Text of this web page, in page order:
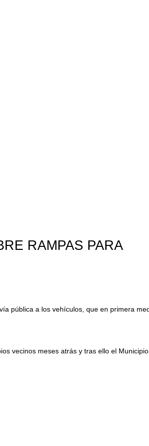
RAMPAS PARA
pública a los vehículos, que en primera
vecinos meses atrás y tras ello el